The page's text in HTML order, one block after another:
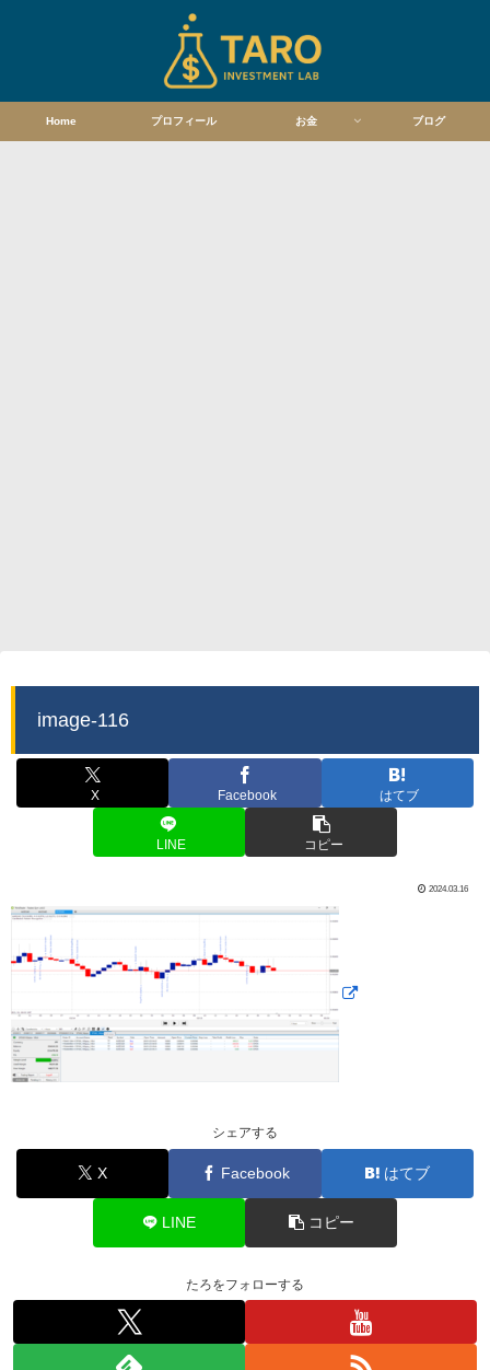
Home プロフィール お金 ブログ
image-116
X Facebook はてブ
LINE コピー
2024.03.16
シェアする
X Facebook はてブ
LINE コピー
たろをフォローする